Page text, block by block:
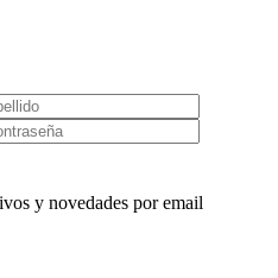
y novedades por email